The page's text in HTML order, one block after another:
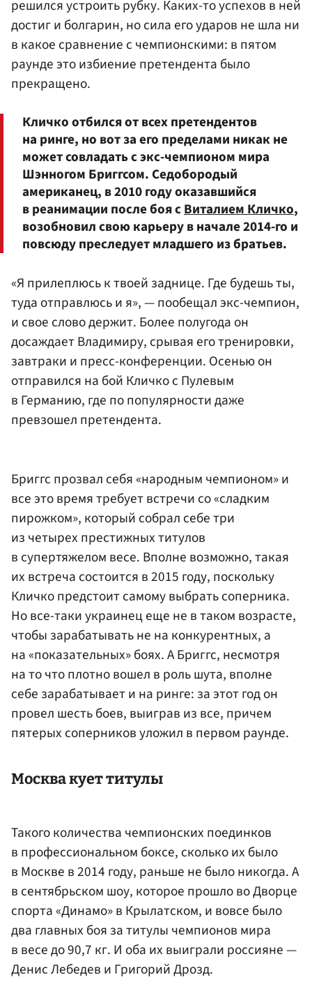
решился устроить рубку. Каких-то успехов в ней
достиг и болгарин, но сила его ударов не шла ни
в какое сравнение с чемпионскими: в пятом
раунде это избиение претендента было
прекращено.
Кличко отбился от всех претендентов
на ринге, но вот за его пределами никак не
может совладать с экс-чемпионом мира
Шэнногом Бриггсом. Седобородый
американец, в 2010 году оказавшийся
в реанимации после боя сВиталием Кличко,
возобновил свою карьеру в начале 2014-го и
повсюду преследует младшего из братьев.
«Я прилеплюсь к твоей заднице. Где будешь ты,
туда отправлюсь и я», — пообещал экс-чемпион,
и свое слово держит. Более полугода он
досаждает Владимиру, срывая его тренировки,
завтраки и пресс-конференции. Осенью он
отправился на бой Кличко с Пулевым
в Германию, где по популярности даже
превзошел претендента.
Бриггс прозвал себя «народным чемпионом» и
все это время требует встречи со «сладким
пирожком», который собрал себе три
из четырех престижных титулов
в супертяжелом весе. Вполне возможно, такая
их встреча состоится в 2015 году, поскольку
Кличко предстоит самому выбрать соперника.
Но все-таки украинец еще не в таком возрасте,
чтобы зарабатывать не на конкурентных, а
на «показательных» боях. А Бриггс, несмотря
на то что плотно вошел в роль шута, вполне
себе зарабатывает и на ринге: за этот год он
провел шесть боев, выиграв из все, причем
пятерых соперников уложил в первом раунде.
Москва кует титулы
Такого количества чемпионских поединков
в профессиональном боксе, сколько их было
в Москве в 2014 году, раньше не было никогда. А
в сентябрьском шоу, которое прошло во Дворце
спорта «Динамо» в Крылатском, и вовсе было
два главных боя за титулы чемпионов мира
в весе до 90,7 кг. И оба их выиграли россияне —
Денис Лебедев и Григорий Дрозд.